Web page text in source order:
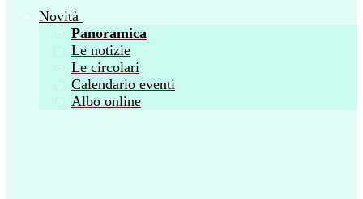
Novità
Panoramica
Le notizie
Le circolari
Calendario eventi
Albo online